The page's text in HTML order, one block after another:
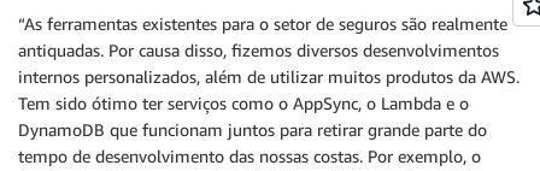
“As ferramentas existentes para o setor de seguros são realmente
antiquadas. Por causa disso, fizemos diversos desenvolvimentos
internos personalizados, além de utilizar muitos produtos da AWS.
Tem sido ótimo ter serviços como o AppSync, o Lambda e o
DynamoDB que funcionam juntos para retirar grande parte do
tempo de desenvolvimento das nossas costas. Por exemplo, o